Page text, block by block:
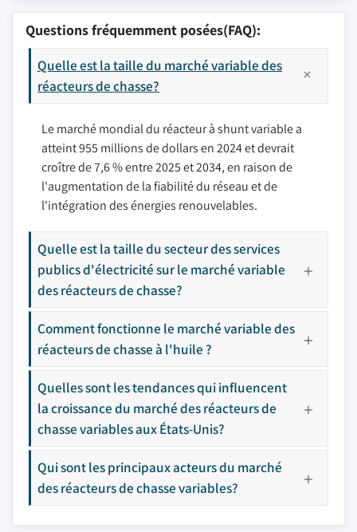
Questions fréquemment posées(FAQ):
Quelle est la taille du marché variable des
réacteurs de chasse?
Le marché mondial du réacteur à shunt variable a
atteint 955 millions de dollars en 2024 et devrait
croître de 7,6 % entre 2025 et 2034, en raison de
l'augmentation de la fiabilité du réseau et de
l'intégration des énergies renouvelables.
Quelle est la taille du secteur des services
publics d'électricité sur le marché variable
des réacteurs de chasse?
Comment fonctionne le marché variable des
réacteurs de chasse à l'huile ?
Quelles sont les tendances qui influencent
la croissance du marché des réacteurs de
chasse variables aux États-Unis?
Qui sont les principaux acteurs du marché
des réacteurs de chasse variables?